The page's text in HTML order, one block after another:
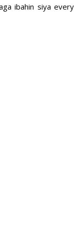
ibahin siya every